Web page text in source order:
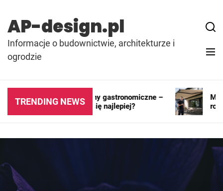
content
AP-design.pl
Informacje o budownictwie, architekturze i
ogrodzie
TRENDING NEWS
Kontenery i pawilony gastronomiczne –
gdzie sprawdzają się najlepiej?